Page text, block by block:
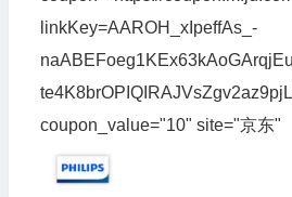
linkKey=AAROH_xIpeffAs_-
coupon_value="10" site="京东"